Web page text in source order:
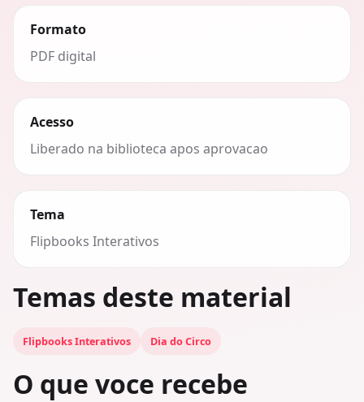
Formato
PDF digital
Acesso
Liberado na biblioteca apos aprovacao
Tema
Flipbooks Interativos
Temas deste material
Flipbooks Interativos Dia do Circo
O que voce recebe